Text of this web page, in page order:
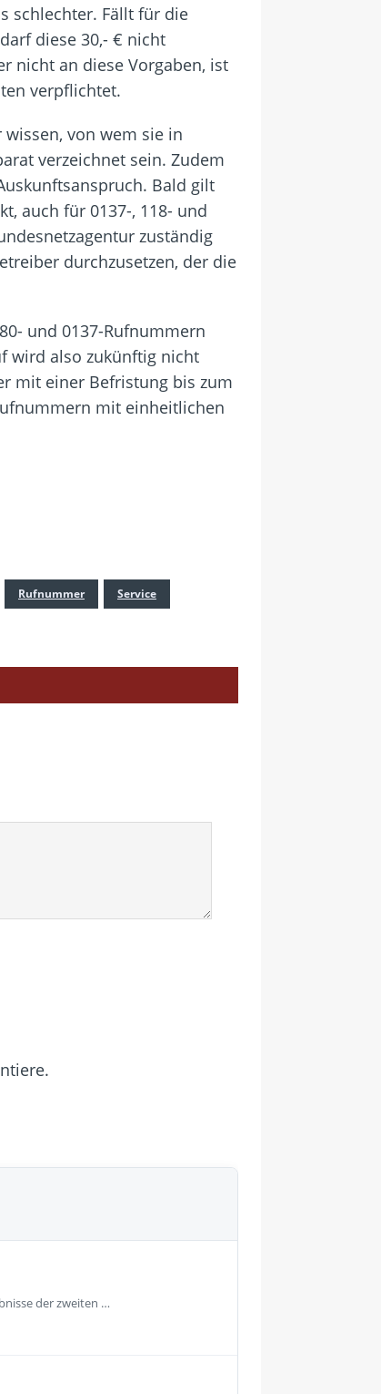
schlechter. Fällt für die
diese 30,- € nicht
nicht an diese Vorgaben, ist
verpflichtet.
von wem sie in
verzeichnet sein. Zudem
Bald gilt
auch für 0137-, 118- und
zuständig
durchzusetzen, der die
und 0137-Rufnummern
wird also zukünftig nicht
mit einer Befristung bis zum
mit einheitlichen
Rufnummer Service
der zweiten …